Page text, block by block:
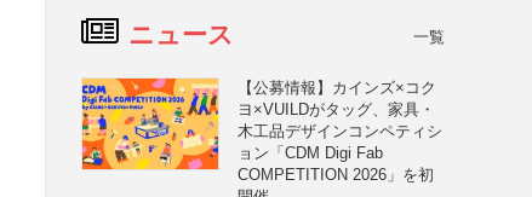
ニュース 一覧
【公募情報】カインズ×コク
ヨ×VUILDがタッグ、家具・
木工品デザインコンペティシ
ョン「CDM Digi Fab
COMPETITION 2026」を初